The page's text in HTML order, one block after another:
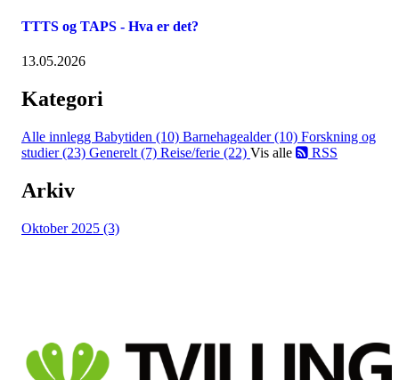
TTTS og TAPS - Hva er det?
13.05.2026
Kategori
Alle innlegg Babytiden (10) Barnehagealder (10) Forskning og
studier (23) Generelt (7) Reise/ferie (22) Vis alle RSS
Arkiv
Oktober 2025 (3)